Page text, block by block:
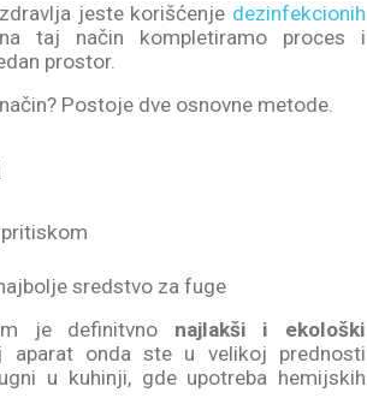
jeste korišćenje dezinfekcionih
taj način kompletiramo proces i
prostor.
Postoje dve osnovne metode.
sredstvo za fuge
je definitvno najlakši i ekološki
aparat onda ste u velikoj prednosti
u kuhinji, gde upotreba hemijskih